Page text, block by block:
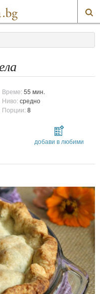
Време:55 мин.
Ниво:средно
Порции:8
добави в любими